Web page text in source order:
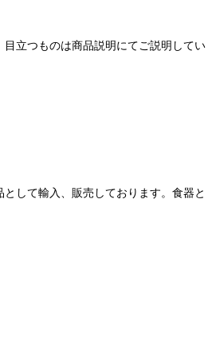
立つものは商品説明にてご説明してい
して輸入、販売しております。食器と